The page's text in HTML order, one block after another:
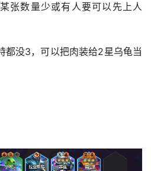
张数量少或有人要可以先上人
都没3，可以把肉装给2星乌龟当